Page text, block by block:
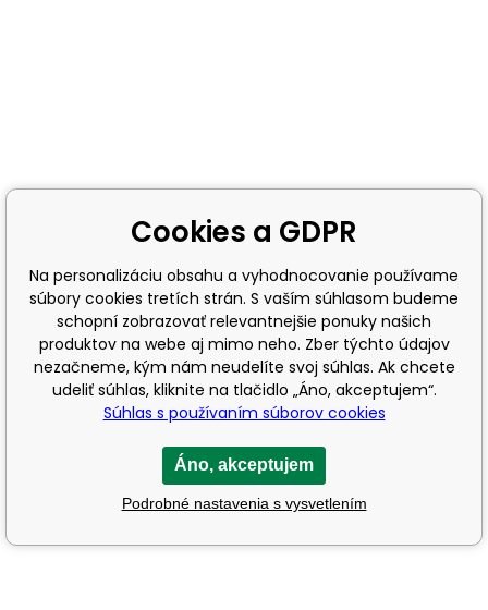
Cookies a GDPR
Na personalizáciu obsahu a vyhodnocovanie používame
súbory cookies tretích strán. S vaším súhlasom budeme
schopní zobrazovať relevantnejšie ponuky našich
produktov na webe aj mimo neho. Zber týchto údajov
nezačneme, kým nám neudelíte svoj súhlas. Ak chcete
udeliť súhlas, kliknite na tlačidlo „Áno, akceptujem“.
Súhlas s používaním súborov cookies
Áno, akceptujem
Podrobné nastavenia s vysvetlením